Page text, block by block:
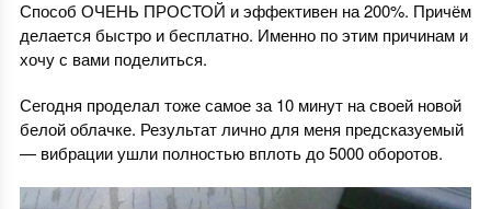
Способ ОЧЕНЬ ПРОСТОЙ и эффективен на 200%. Причём
делается быстро и бесплатно. Именно по этим причинам и
хочу с вами поделиться.
Сегодня проделал тоже самое за 10 минут на своей новой
белой облачке. Результат лично для меня предсказуемый
— вибрации ушли полностью вплоть до 5000 оборотов.